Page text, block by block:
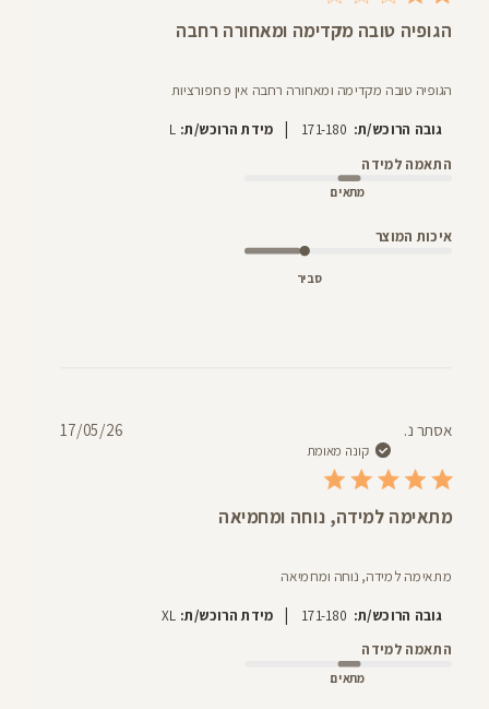
הגופיה טובה מקדימה ומאחורה רחבה
הגופיה טובה מקדימה ומאחורה רחבה אין פרופורציות
גובה הרוכש/ת: 171-180
| מידת הרוכש/ת: L
התאמה למידה
מתאים
איכות המוצר
סביר
אסתר נ.
קונה מאומת
מתאימה למידה, נוחה ומחמיאה
מתאימה למידה, נוחה ומחמיאה
גובה הרוכש/ת: 171-180
| מידת הרוכש/ת: XL
התאמה למידה
מתאים
17/05/26